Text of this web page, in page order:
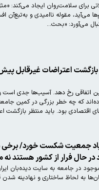
اما به نتیجه‌ای نمی‌رسد، مشکلاتی برای
می‌آید، مقوله ناامیدی و
می‌آورد: «بحث…
اعتراضات غیرقابل
اتفاقی رخ دهد. آسیب‌ها جدی است
که چه خطر بزرگی در کمین
اعتراضات و…
جمعیت شکست خورد/ برخی
حال فرار از کشور هستند
جامعه‌شناسی سیاسی در انجمن جامعه‌شناسی ایران با انتقاد از
رسیده بنابراین این تبعیض‌ها در برخی از استان‌ها